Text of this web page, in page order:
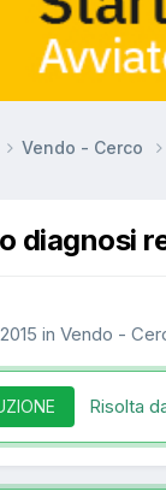
Vendo - Cerco
diagnosi
in Vendo -
Risolta